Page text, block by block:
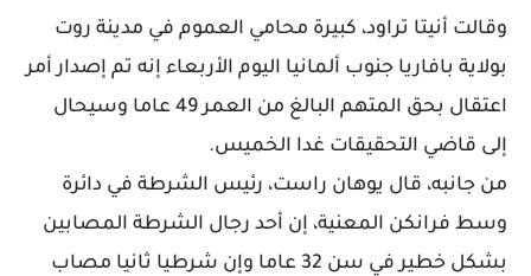
وقالت أنيتا تراود، كبيرة محامي العموم في مدينة روت
بولاية بافاريا جنوب ألمانيا اليوم الأربعاء إنه تم إصدار أمر
اعتقال بحق المتهم البالغ من العمر 49 عاما وسيحال
إلى قاضي التحقيقات غدا الخميس.
من جانبه، قال يوهان راست، رئيس الشرطة في دائرة
وسط فرانكن المعنية، إن أحد رجال الشرطة المصابين
بشكل خطير في سن 32 عاما وإن شرطيا ثانيا مصاب